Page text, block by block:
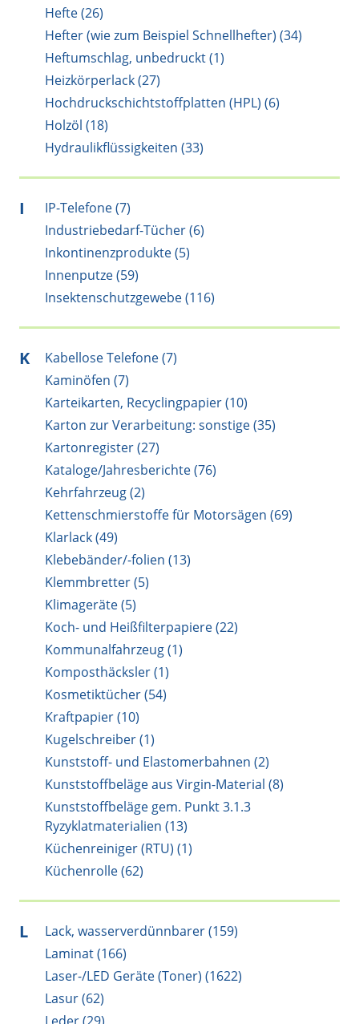
Hefte (26)
Hefter (wie zum Beispiel Schnellhefter) (34)
Heftumschlag, unbedruckt (1)
Heizkörperlack (27)
Hochdruckschichtstoffplatten (HPL) (6)
Holzöl (18)
Hydraulikflüssigkeiten (33)
I
IP-Telefone (7)
Industriebedarf-Tücher (6)
Inkontinenzprodukte (5)
Innenputze (59)
Insektenschutzgewebe (116)
K
Kabellose Telefone (7)
Kaminöfen (7)
Karteikarten, Recyclingpapier (10)
Karton zur Verarbeitung: sonstige (35)
Kartonregister (27)
Kataloge/Jahresberichte (76)
Kehrfahrzeug (2)
Kettenschmierstoffe für Motorsägen (69)
Klarlack (49)
Klebebänder/-folien (13)
Klemmbretter (5)
Klimageräte (5)
Koch- und Heißfilterpapiere (22)
Kommunalfahrzeug (1)
Komposthäcksler (1)
Kosmetiktücher (54)
Kraftpapier (10)
Kugelschreiber (1)
Kunststoff- und Elastomerbahnen (2)
Kunststoffbeläge aus Virgin-Material (8)
Kunststoffbeläge gem. Punkt 3.1.3
Ryzyklatmaterialien (13)
Küchenreiniger (RTU) (1)
Küchenrolle (62)
L
Lack, wasserverdünnbarer (159)
Laminat (166)
Laser-/LED Geräte (Toner) (1622)
Lasur (62)